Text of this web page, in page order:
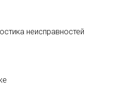
неисправностей